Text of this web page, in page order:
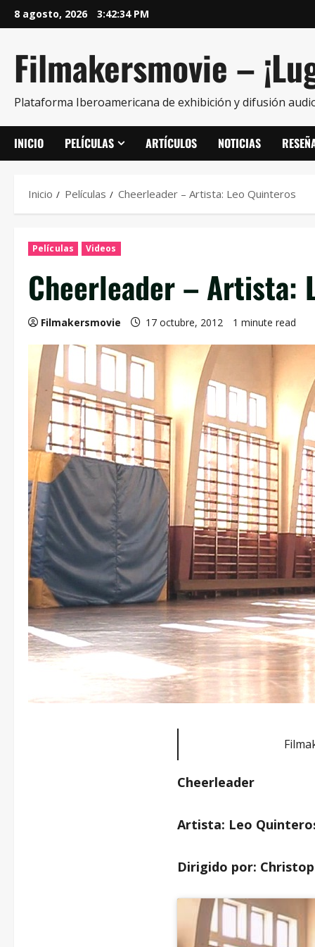
8 agosto, 2026 3:42:35 PM
Filmakersmovie –
Plataforma Iberoamericana de exhibición y difusión
INICIO PELÍCULAS ARTÍCULOS NOTICIAS
Inicio Películas Cheerleader – Artista: Leo Quinteros
Películas Videos
Cheerleader – Artista:
Filmakersmovie 17 octubre, 2012 1 minute read
Cheerleader
Artista: Leo
Dirigido por: